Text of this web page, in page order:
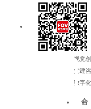
服务
品牌
企业
增长
视觉
党建
数字
合